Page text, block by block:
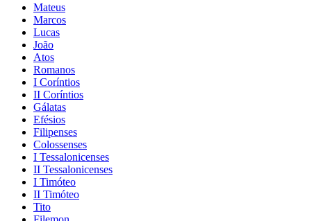
Mateus
Marcos
Lucas
João
Atos
Romanos
I Coríntios
II Coríntios
Gálatas
Efésios
Filipenses
Colossenses
I Tessalonicenses
II Tessalonicenses
I Timóteo
II Timóteo
Tito